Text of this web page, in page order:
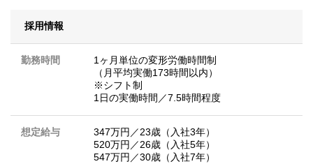
採用情報
勤務時間
1ヶ月単位の変形労働時間制
（月平均実働173時間以内）
※シフト制
1日の実働時間／7.5時間程度
想定給与
347万円／23歳（入社3年）
520万円／26歳（入社5年）
547万円／30歳（入社7年）